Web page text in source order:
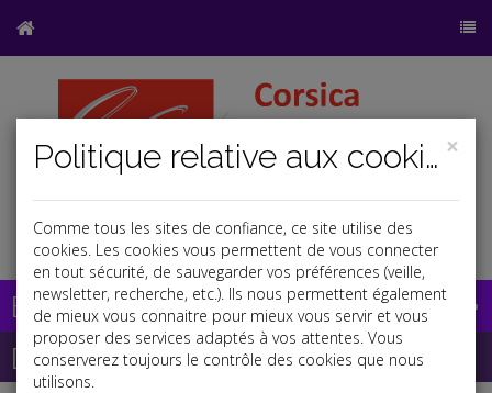
a
Base documentaire
Dépêches
×
Politique relative aux cookies
Comme tous les sites de confiance, ce site utilise des
cookies. Les cookies vous permettent de vous connecter
en tout sécurité, de sauvegarder vos préférences (veille,
newsletter, recherche, etc.). Ils nous permettent également
de mieux vous connaitre pour mieux vous servir et vous
proposer des services adaptés à vos attentes. Vous
conserverez toujours le contrôle des cookies que nous
utilisons.